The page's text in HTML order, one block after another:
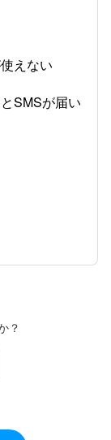
？
えない
SMSが届い